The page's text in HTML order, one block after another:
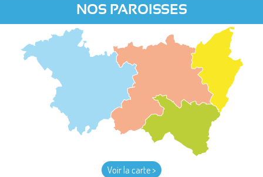
NOS PAROISSES
Voir la carte >